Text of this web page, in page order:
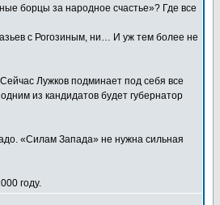
борцы за народное счастье»? Где все
с Рогозиным, ни… И уж тем более не
Лужков подминает под себя все
из кандидатов будет губернатор
«Силам Запада» не нужна сильная
году.